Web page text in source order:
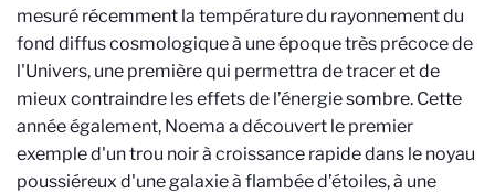
mesuré récemment la température du rayonnement du
fond diffus cosmologique à une époque très précoce de
l'Univers, une première qui permettra de tracer et de
mieux contraindre les effets de l’énergie sombre. Cette
année également, Noema a découvert le premier
exemple d'un trou noir à croissance rapide dans le noyau
poussiéreux d'une galaxie à flambée d’étoiles, à une